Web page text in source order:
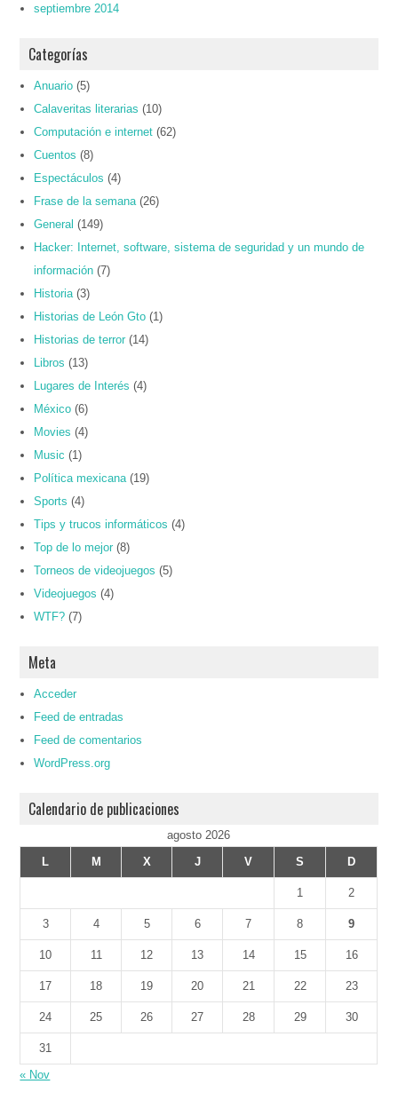
septiembre 2014
Categorías
Anuario (5)
Calaveritas literarias (10)
Computación e internet (62)
Cuentos (8)
Espectáculos (4)
Frase de la semana (26)
General (149)
Hacker: Internet, software, sistema de seguridad y un mundo de
información (7)
Historia (3)
Historias de León Gto (1)
Historias de terror (14)
Libros (13)
Lugares de Interés (4)
México (6)
Movies (4)
Music (1)
Política mexicana (19)
Sports (4)
Tips y trucos informáticos (4)
Top de lo mejor (8)
Torneos de videojuegos (5)
Videojuegos (4)
WTF? (7)
Meta
Acceder
Feed de entradas
Feed de comentarios
WordPress.org
Calendario de publicaciones
agosto 2026
L
M X J V S D
1 2
3 4 5 6 7 8 9
10 11 12 13 14 15 16
17 18 19 20 21 22 23
24 25 26 27 28 29 30
31
« Nov